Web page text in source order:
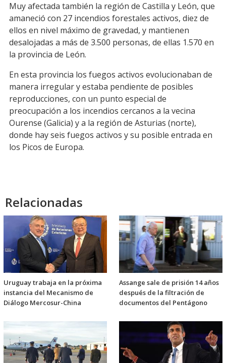
Muy afectada también la región de Castilla y León, que
amaneció con 27 incendios forestales activos, diez de
ellos en nivel máximo de gravedad, y mantienen
desalojadas a más de 3.500 personas, de ellas 1.570 en
la provincia de León.
En esta provincia los fuegos activos evolucionaban de
manera irregular y estaba pendiente de posibles
reproducciones, con un punto especial de
preocupación a los incendios cercanos a la vecina
Ourense (Galicia) y a la región de Asturias (norte),
donde hay seis fuegos activos y su posible entrada en
los Picos de Europa.
Relacionadas
Uruguay trabaja en la próxima
instancia del Mecanismo de
Diálogo Mercosur-China
Assange sale de prisión 14 años
después de la filtración de
documentos del Pentágono